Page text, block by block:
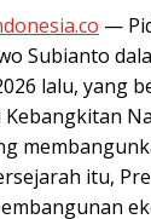
—
Subianto
lalu, yang
itu,